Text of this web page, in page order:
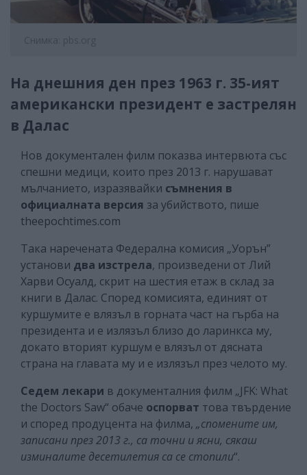
Снимка: pbs.org
На днешния ден през 1963 г. 35-ият
американски президент е застрелян
в Далас
Нов документален филм показва интервюта със
спешни медици, които през 2013 г. нарушават
мълчанието, изразявайки съмнения в
официалната версия за убийството, пише
theepochtimes.com
Така наречената Федерална комисия „Уорън”
установи два изстрела, произведени от Лий
Харви Осуалд, скрит на шестия етаж в склад за
книги в Далас. Според комисията, единият от
куршумите е влязъл в горната част на гърба на
президента и е излязъл близо до ларинкса му,
докато вторият куршум е влязъл от дясната
страна на главата му и е излязъл през челото му.
Седем лекари в документалния филм „JFK: What
the Doctors Saw“ обаче оспорват това твърдение
и според продуцента на филма, „спомените им,
записани през 2013 г., са точни и ясни, сякаш
изминалите десетилетия са се стопили“.